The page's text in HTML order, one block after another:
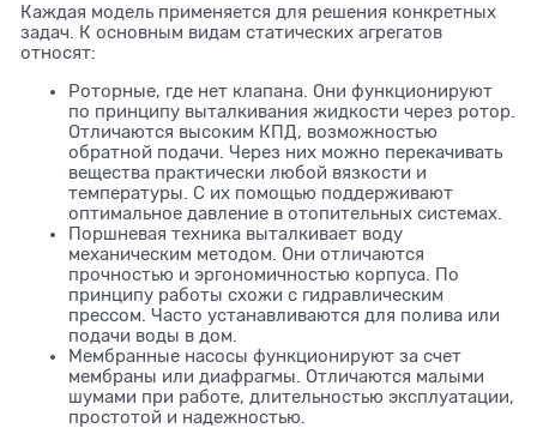
Каждая модель применяется для решения конкретных
задач. К основным видам статических агрегатов
относят:
Роторные, где нет клапана. Они функционируют
по принципу выталкивания жидкости через ротор.
Отличаются высоким КПД, возможностью
обратной подачи. Через них можно перекачивать
вещества практически любой вязкости и
температуры. С их помощью поддерживают
оптимальное давление в отопительных системах.
Поршневая техника выталкивает воду
механическим методом. Они отличаются
прочностью и эргономичностью корпуса. По
принципу работы схожи с гидравлическим
прессом. Часто устанавливаются для полива или
подачи воды в дом.
Мембранные насосы функционируют за счет
мембраны или диафрагмы. Отличаются малыми
шумами при работе, длительностью эксплуатации,
простотой и надежностью.